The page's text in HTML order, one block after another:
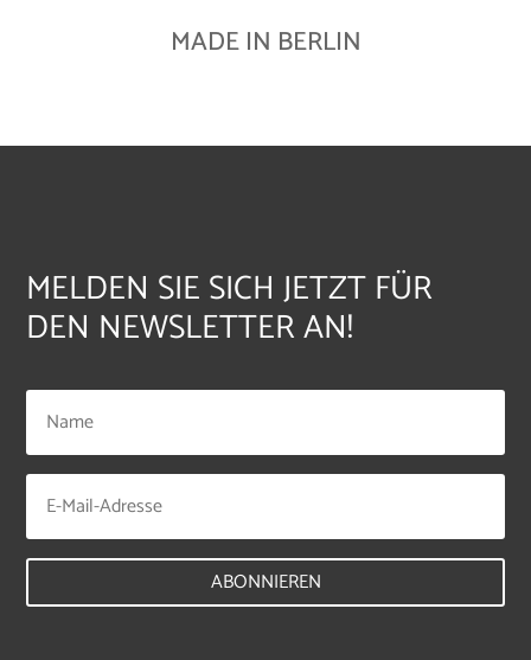
MADE IN BERLIN
MELDEN SIE SICH JETZT FÜR
DEN NEWSLETTER AN!
ABONNIEREN